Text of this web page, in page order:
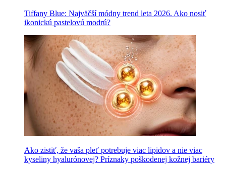
Tiffany Blue: Najväčší módny trend leta 2026. Ako nosiť
ikonickú pastelovú modrú?
Ako zistiť, že vaša pleť potrebuje viac lipidov a nie viac
kyseliny hyalurónovej? Príznaky poškodenej kožnej bariéry